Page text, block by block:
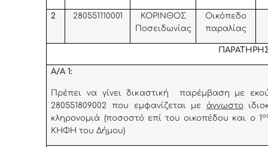
2 280551110001
ΚΟΡΙΝΘΟΣ
Ποσειδωνίας
Οικόπεδο
παραλίας
Α/Α 1:
Πρέπει να γίνει δικαστική παρέμβαση με
280551809002 που εμφανίζεται με άγνωστο
κληρονομιά (ποσοστό επί του οικοπέδου και ο 1
ΚΗΦΗ του Δήμου)